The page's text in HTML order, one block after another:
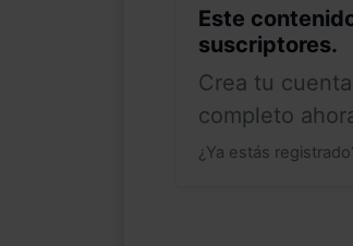
Este
suscriptores.
Crea tu cuenta
completo
¿Ya estás